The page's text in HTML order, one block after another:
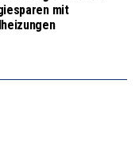
mit